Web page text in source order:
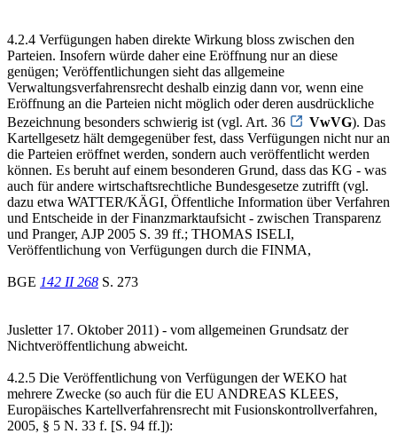
4.2.4 Verfügungen haben direkte Wirkung bloss zwischen den
Parteien. Insofern würde daher eine Eröffnung nur an diese
genügen; Veröffentlichungen sieht das allgemeine
Verwaltungsverfahrensrecht deshalb einzig dann vor, wenn eine
Eröffnung an die Parteien nicht möglich oder deren ausdrückliche
Bezeichnung besonders schwierig ist (vgl. Art. 36
VwVG). Das
Kartellgesetz hält demgegenüber fest, dass Verfügungen nicht nur an
die Parteien eröffnet werden, sondern auch veröffentlicht werden
können. Es beruht auf einem besonderen Grund, dass das KG - was
auch für andere wirtschaftsrechtliche Bundesgesetze zutrifft (vgl.
dazu etwa WATTER/KÄGI, Öffentliche Information über Verfahren
und Entscheide in der Finanzmarktaufsicht - zwischen Transparenz
und Pranger, AJP 2005 S. 39 ff.; THOMAS ISELI,
Veröffentlichung von Verfügungen durch die FINMA,
BGE 142 II 268 S. 273
Jusletter 17. Oktober 2011) - vom allgemeinen Grundsatz der
Nichtveröffentlichung abweicht.
4.2.5 Die Veröffentlichung von Verfügungen der WEKO hat
mehrere Zwecke (so auch für die EU ANDREAS KLEES,
Europäisches Kartellverfahrensrecht mit Fusionskontrollverfahren,
2005, § 5 N. 33 f. [S. 94 ff.]):